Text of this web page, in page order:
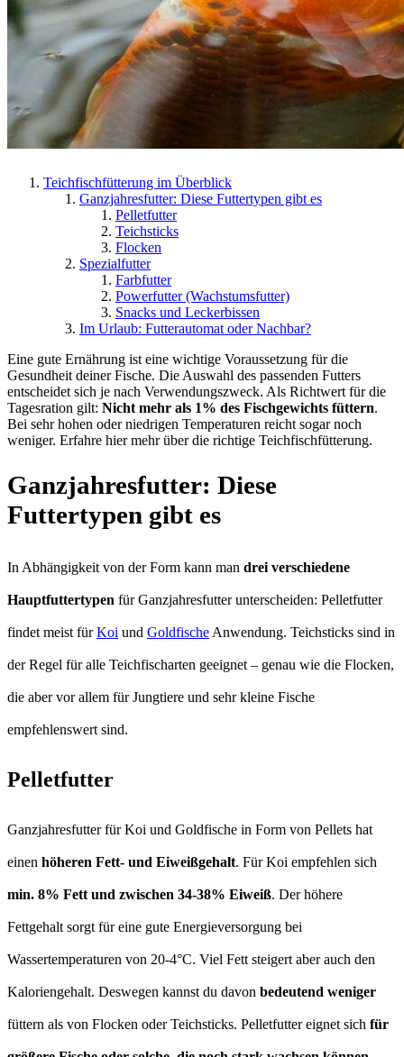
Teichfischfütterung im Überblick
Ganzjahresfutter: Diese Futtertypen gibt es
Pelletfutter
Teichsticks
Flocken
Spezialfutter
Farbfutter
Powerfutter (Wachstumsfutter)
Snacks und Leckerbissen
Im Urlaub: Futterautomat oder Nachbar?
Eine gute Ernährung ist eine wichtige Voraussetzung für die
Gesundheit deiner Fische. Die Auswahl des passenden Futters
entscheidet sich je nach Verwendungszweck. Als Richtwert für die
Tagesration gilt: Nicht mehr als 1% des Fischgewichts füttern.
Bei sehr hohen oder niedrigen Temperaturen reicht sogar noch
weniger. Erfahre hier mehr über die richtige Teichfischfütterung.
Ganzjahresfutter: Diese
Futtertypen gibt es
In Abhängigkeit von der Form kann man drei verschiedene
Hauptfuttertypen für Ganzjahresfutter unterscheiden: Pelletfutter
findet meist fürKoi und Goldfische Anwendung. Teichsticks sind in
der Regel für alle Teichfischarten geeignet – genau wie die Flocken,
die aber vor allem für Jungtiere und sehr kleine Fische
empfehlenswert sind.
Pelletfutter
Ganzjahresfutter für Koi und Goldfische in Form von Pellets hat
einen höheren Fett- und Eiweißgehalt. Für Koi empfehlen sich
min. 8% Fett und zwischen 34-38% Eiweiß. Der höhere
Fettgehalt sorgt für eine gute Energieversorgung bei
Wassertemperaturen von 20-4°C. Viel Fett steigert aber auch den
Kaloriengehalt. Deswegen kannst du davon bedeutend weniger
füttern als von Flocken oder Teichsticks. Pelletfutter eignet sich für